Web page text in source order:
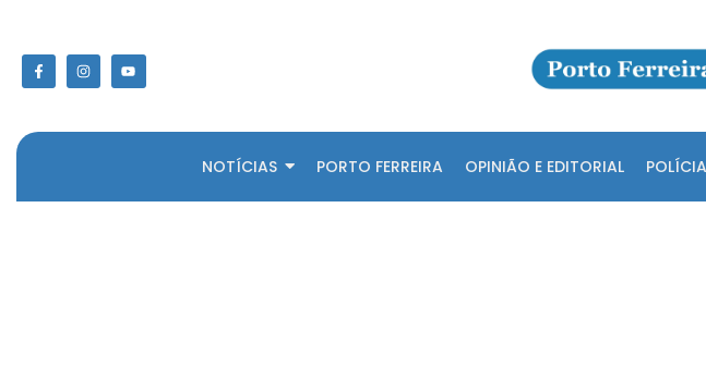
NOTÍCIAS PORTO FERREIRA OPINIÃO E EDITORIAL POLÍCIA